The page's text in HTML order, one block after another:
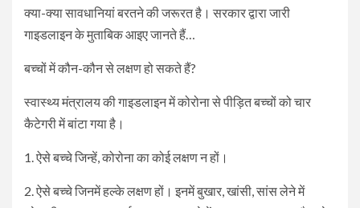
क्या-क्या सावधानियां बरतने की जरूरत है। सरकार द्वारा जारी
गाइडलाइन के मुताबिक आइए जानते हैं…
बच्चों में कौन-कौन से लक्षण हो सकते हैं?
स्वास्थ्य मंत्रालय की गाइडलाइन में कोरोना से पीड़ित बच्चों को चार
कैटेगरी में बांटा गया है।
1. ऐसे बच्चे जिन्हें, कोरोना का कोई लक्षण न हों।
2. ऐसे बच्चे जिनमें हल्के लक्षण हों। इनमें बुखार, खांसी, सांस लेने में